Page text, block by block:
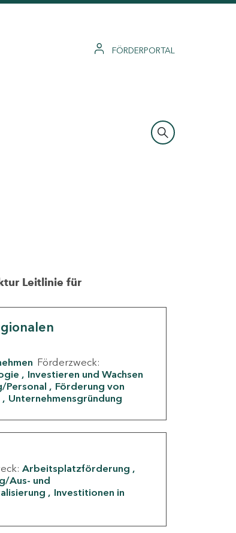
FÖRDERPORTAL
Leitlinie für
Förderzweck:
Investieren und Wachsen
Personal
Förderung von
Unternehmensgründung
Arbeitsplatzförderung
Aus- und
Investitionen in